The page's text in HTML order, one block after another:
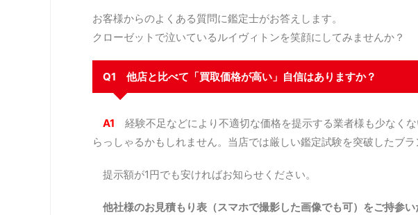
お客様からのよくある質問に鑑定士がお答えします。
クローゼットで泣いているルイヴィトンを笑顔にしてみませんか？
Q1 他店と比べて「買取価格が高い」自信はありますか？
A1 経験不足などにより不適切な価格を提示する業者様も少なく
らっしゃるかもしれません。当店では厳しい鑑定試験を突破したブ
提示額が1円でも安ければお知らせください。
他社様のお見積もり表（スマホで撮影した画像でも可）をご持参